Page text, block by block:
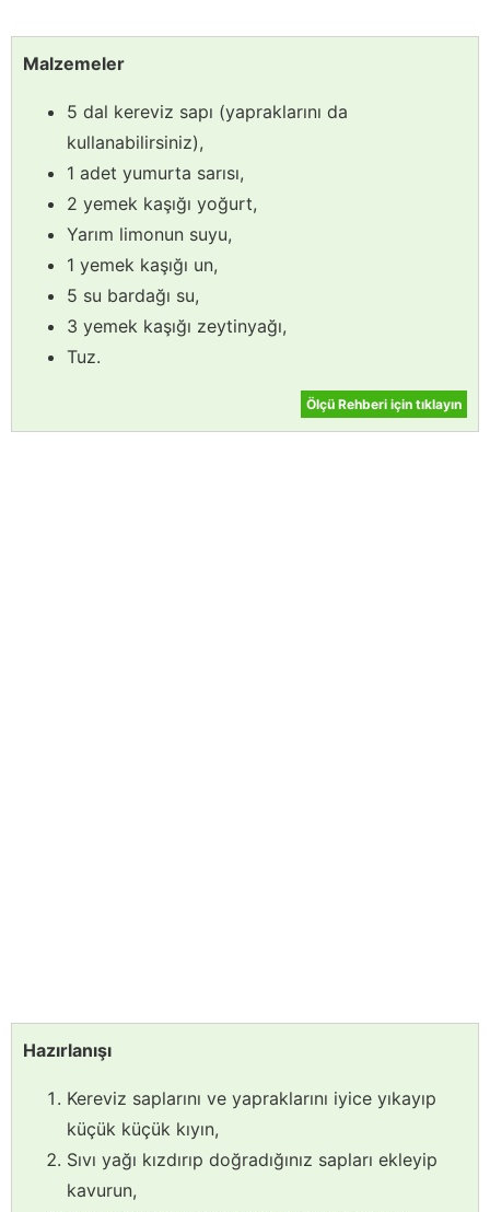
Malzemeler
5 dal kereviz sapı (yapraklarını da
kullanabilirsiniz),
1 adet yumurta sarısı,
2 yemek kaşığı yoğurt,
Yarım limonun suyu,
1 yemek kaşığı un,
5 su bardağı su,
3 yemek kaşığı zeytinyağı,
Tuz.
Ölçü Rehberi için tıklayın
Hazırlanışı
Kereviz saplarını ve yapraklarını iyice yıkayıp
küçük küçük kıyın,
Sıvı yağı kızdırıp doğradığınız sapları ekleyip
kavurun,